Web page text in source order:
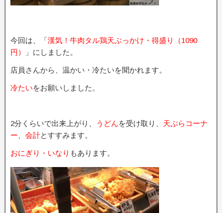
今回は、「漢気！牛肉タル鶏天ぶっかけ・得盛り
（1090
円）
」にしました。
店員さんから、温かい・冷たいを聞かれます。
冷たいをお願いしました。
2分くらいで出来上がり、 うどんを受け取り、 天ぷらコーナ
ー
会計とすすみます。
おにぎり・いなり もあります。